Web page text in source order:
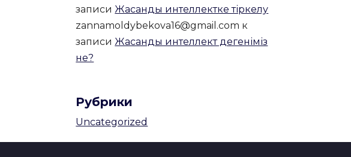
записи Жасанды интеллектке тіркелу
zannamoldybekova16@gmail.com к
записи Жасанды интеллект дегеніміз
не?
Рубрики
Uncategorized